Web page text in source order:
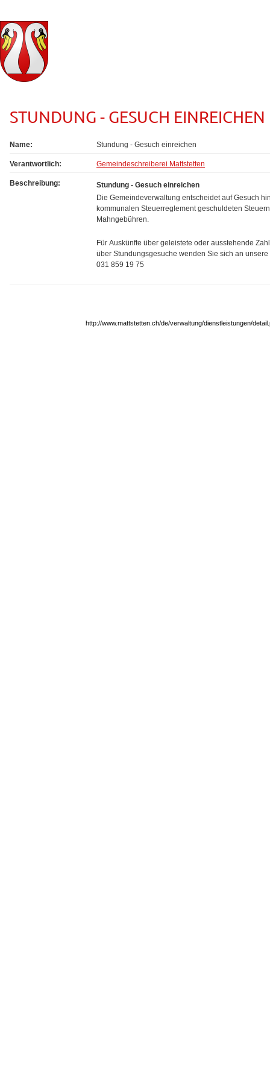
STUNDUNG - GESUCH EINREICHEN
Name: Stundung - Gesuch einreichen
Verantwortlich: Gemeindeschreiberei Mattstetten
Beschreibung:
Stundung - Gesuch einreichen
Die Gemeindeverwaltung entscheidet auf Gesuch
kommunalen Steuerreglement geschuldeten
Mahngebühren.
Für Auskünfte über geleistete oder ausstehende
über Stundungsgesuche wenden Sie sich an
031 859 19 75
http://www.mattstetten.ch/de/verwaltung/dienstleistungen/